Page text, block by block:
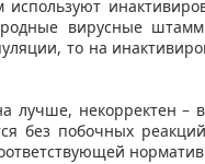
вирусные
то на
лучше, некорректен –
без побочных